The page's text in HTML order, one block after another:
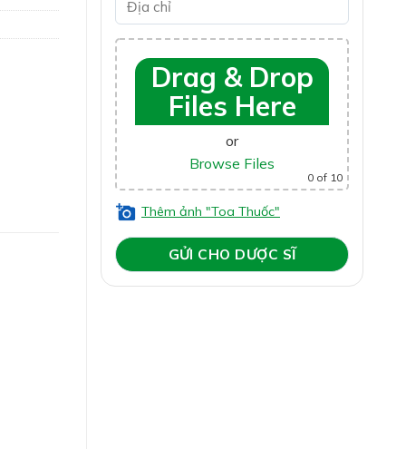
Drag & Drop
Files Here
or
Browse Files
0 of 10
Thêm ảnh "Toa Thuốc"